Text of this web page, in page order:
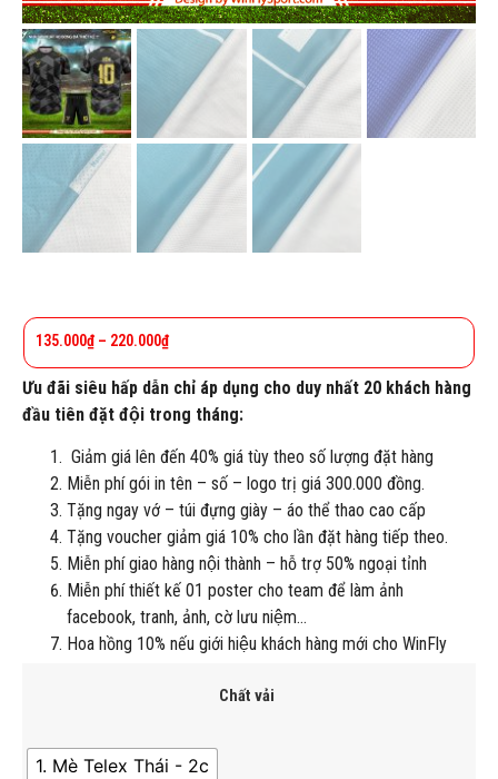
135.000₫ – 220.000₫
Ưu đãi siêu hấp dẫn chỉ áp dụng cho duy nhất 20 khách hàng
đầu tiên đặt đội trong tháng:
Giảm giá lên đến 40% giá tùy theo số lượng đặt hàng
Miễn phí gói in tên – số – logo trị giá 300.000 đồng.
Tặng ngay vớ – túi đựng giày – áo thể thao cao cấp
Tặng voucher giảm giá 10% cho lần đặt hàng tiếp theo.
Miễn phí giao hàng nội thành – hỗ trợ 50% ngoại tỉnh
Miễn phí thiết kế 01 poster cho team để làm ảnh
facebook, tranh, ảnh, cờ lưu niệm…
Hoa hồng 10% nếu giới hiệu khách hàng mới cho WinFly
Chất vải
1. Mè Telex Thái - 2c